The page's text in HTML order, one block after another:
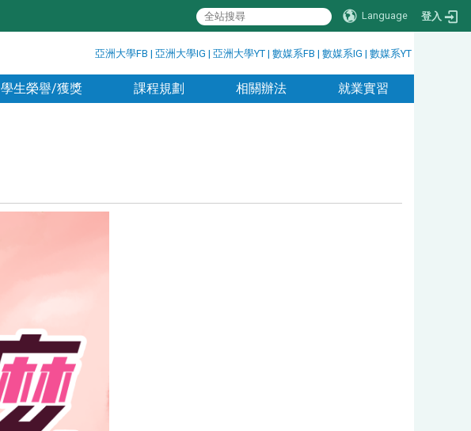
Language 登入
亞洲大學FB | 亞洲大學IG | 亞洲大學YT | 數媒系FB | 數媒系IG | 數媒系YT
學生榮譽/獲獎 課程規劃 相關辦法 就業實習